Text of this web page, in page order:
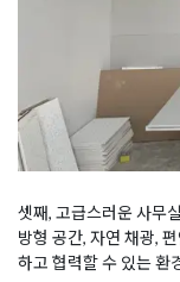
셋째, 고급스러운 사무
방형 공간, 자연 채광,
하고 협력할 수 있는 환